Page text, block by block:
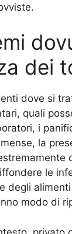
dei
dove si
quali
i
la
le
degli
modo di